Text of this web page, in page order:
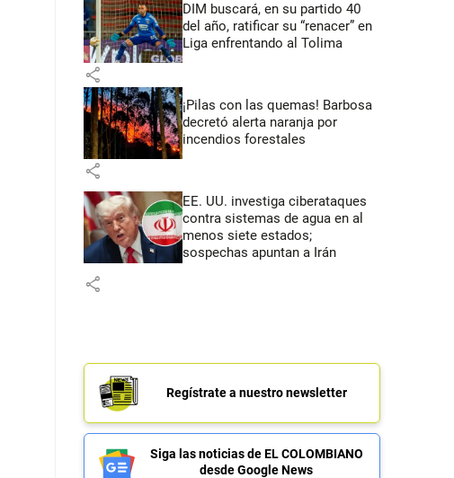
DIM buscará, en su partido 40
del año, ratificar su “renacer” en
Liga enfrentando al Tolima
share
¡Pilas con las quemas! Barbosa
decretó alerta naranja por
incendios forestales
share
EE. UU. investiga ciberataques
contra sistemas de agua en al
menos siete estados;
sospechas apuntan a Irán
share
Regístrate a nuestro newsletter
Siga las noticias de EL COLOMBIANO
desde Google News